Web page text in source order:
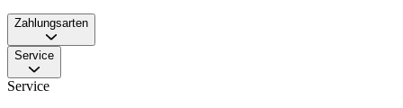
Zahlungsarten
Service
Service